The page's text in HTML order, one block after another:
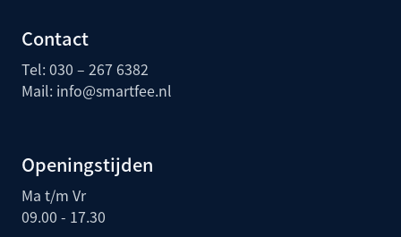
Contact
Tel: 030 – 267 6382
Mail: info@smartfee.nl
Openingstijden
Ma t/m Vr
09.00 - 17.30